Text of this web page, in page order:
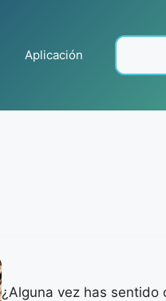
Aplicación
¿Alguna vez has sentido